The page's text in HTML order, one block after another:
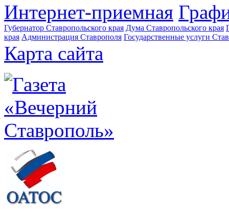
Интернет-приемная
Губернатор Ставропольского края Дума Ставропольского края
края Администрация Ставрополя Государственные услуги
Карта сайта